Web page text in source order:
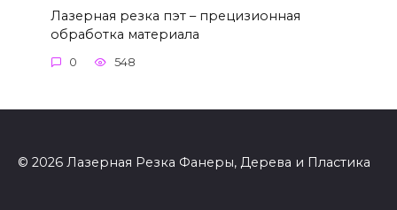
Лазерная резка пэт – прецизионная
обработка материала
0 548
© 2026 Лазерная Резка Фанеры, Дерева и Пластика